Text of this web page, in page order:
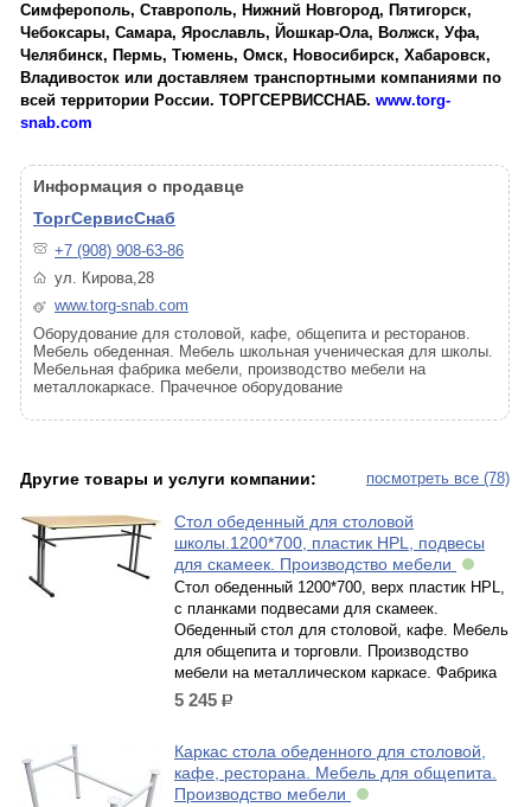
Симферополь, Ставрополь, Нижний Новгород, Пятигорск,
Чебоксары, Самара, Ярославль, Йошкар-Ола, Волжск, Уфа,
Челябинск, Пермь, Тюмень, Омск, Новосибирск, Хабаровск,
Владивосток или доставляем транспортными компаниями по
всей территории России. ТОРГСЕРВИССНАБ. www.torg-
snab.com
Информация о продавце
ТоргСервисСнаб
+7 (908) 908-63-86
ул. Кирова,28
www.torg-snab.com
Оборудование для столовой, кафе, общепита и ресторанов.
Мебель обеденная. Мебель школьная ученическая для школы.
Мебельная фабрика мебели, производство мебели на
металлокаркасе. Прачечное оборудование
посмотреть все (78)
Другие товары и услуги компании:
Стол обеденный для столовой
школы.1200*700, пластик HPL, подвесы
для скамеек. Производство мебели
Стол обеденный 1200*700, верх пластик HPL,
с планками подвесами для скамеек.
Обеденный стол для столовой, кафе. Мебель
для общепита и торговли. Производство
мебели на металлическом каркасе. Фабрика
5 245 р.
Каркас стола обеденного для столовой,
кафе, ресторана. Мебель для общепита.
Производство мебели